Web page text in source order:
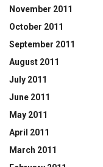
November 2011
October 2011
September 2011
August 2011
July 2011
June 2011
May 2011
April 2011
March 2011